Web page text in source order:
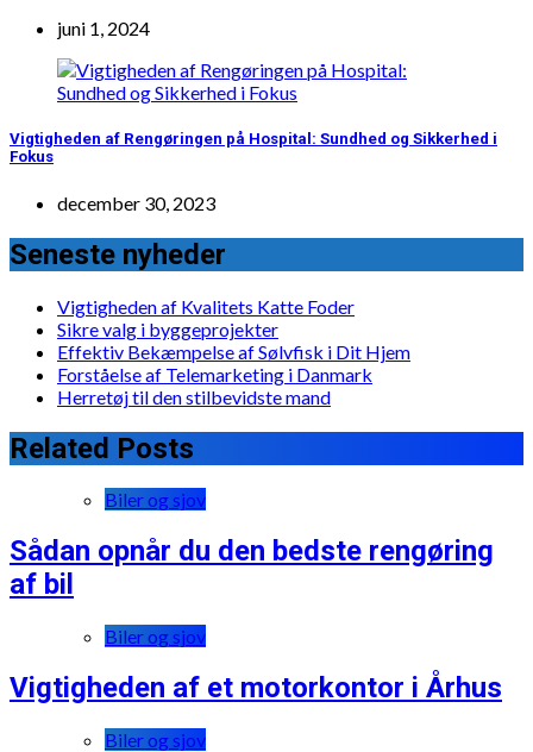
juni 1, 2024
Vigtigheden af Rengøringen på Hospital: Sundhed og Sikkerhed i
Fokus
december 30, 2023
Seneste nyheder
Vigtigheden af Kvalitets Katte Foder
Sikre valg i byggeprojekter
Effektiv Bekæmpelse af Sølvfisk i Dit Hjem
Forståelse af Telemarketing i Danmark
Herretøj til den stilbevidste mand
Related Posts
Biler og sjov
Sådan opnår du den bedste rengøring
af bil
Biler og sjov
Vigtigheden af et motorkontor i Århus
Biler og sjov